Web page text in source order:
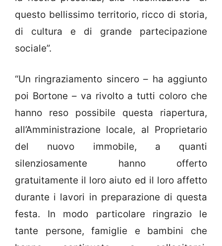
questo bellissimo territorio, ricco di storia,
di cultura e di grande partecipazione
sociale”.
“Un ringraziamento sincero – ha aggiunto
poi Bortone – va rivolto a tutti coloro che
hanno reso possibile questa riapertura,
all’Amministrazione locale, al Proprietario
del nuovo immobile, a quanti
silenziosamente hanno offerto
gratuitamente il loro aiuto ed il loro affetto
durante i lavori in preparazione di questa
festa. In modo particolare ringrazio le
tante persone, famiglie e bambini che